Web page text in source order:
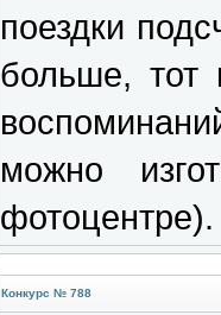
поездки
больше, тот
можно
фотоцентре).
Конкурс № 788